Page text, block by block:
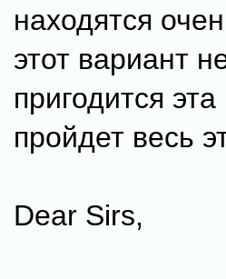
находятся
этот вариант
пригодится
пройдет весь
Dear Sirs,